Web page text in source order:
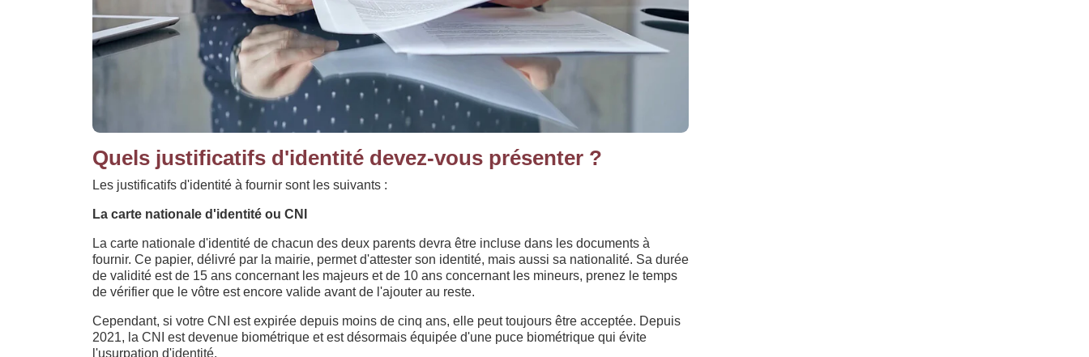
Quels justificatifs d'identité devez-vous présenter ?
Les justificatifs d'identité à fournir sont les suivants :
La carte nationale d'identité ou CNI
La carte nationale d'identité de chacun des deux parents devra être incluse dans les documents à
fournir. Ce papier, délivré par la mairie, permet d'attester son identité, mais aussi sa nationalité. Sa durée
de validité est de 15 ans concernant les majeurs et de 10 ans concernant les mineurs, prenez le temps
de vérifier que le vôtre est encore valide avant de l'ajouter au reste.
Cependant, si votre CNI est expirée depuis moins de cinq ans, elle peut toujours être acceptée. Depuis
2021, la CNI est devenue biométrique et est désormais équipée d'une puce biométrique qui évite
l'usurpation d'identité.